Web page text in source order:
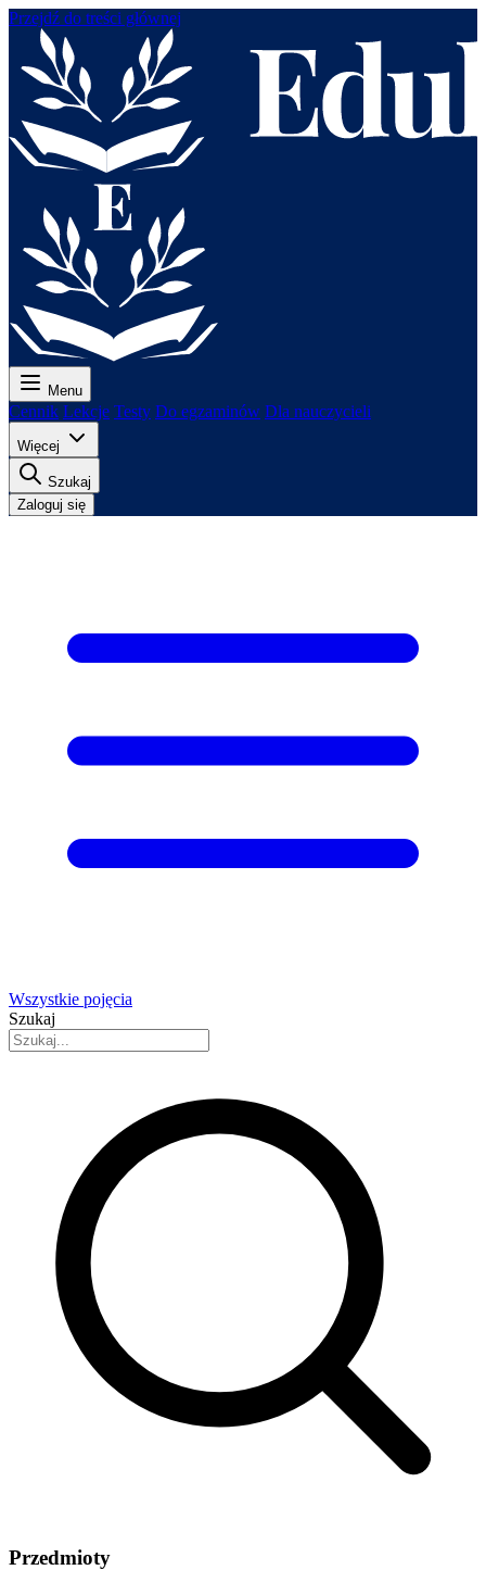
Przejdź do treści głównej
Menu
Cennik Lekcje Testy Do egzaminów Dla nauczycieli
Więcej
Szukaj
Zaloguj się
Wszystkie pojęcia
Szukaj
Przedmioty